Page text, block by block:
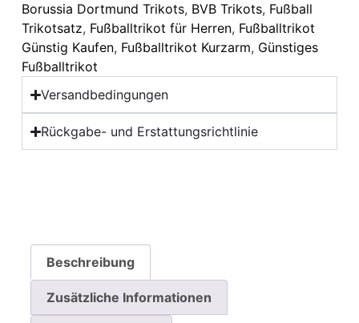
Borussia Dortmund Trikots, BVB Trikots, Fußball
Trikotsatz, Fußballtrikot für Herren, Fußballtrikot
Günstig Kaufen, Fußballtrikot Kurzarm, Günstiges
Fußballtrikot
Versandbedingungen
Rückgabe- und Erstattungsrichtlinie
Beschreibung
Zusätzliche Informationen